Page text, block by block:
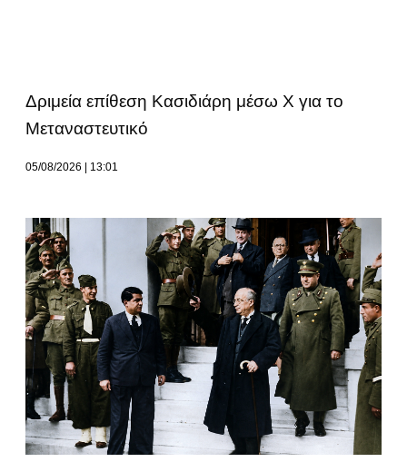
Δριμεία επίθεση Κασιδιάρη μέσω Χ για το
Μεταναστευτικό
05/08/2026 13:01